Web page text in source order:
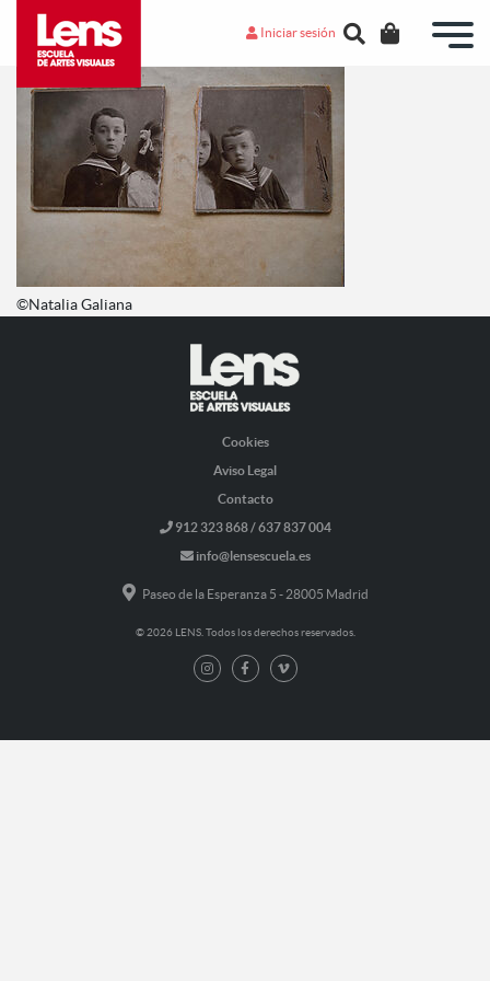
Iniciar sesión
©Natalia Galiana
Cookies
Aviso Legal
Contacto
912 323 868 / 637 837 004
info@lensescuela.es
Paseo de la Esperanza 5 - 28005 Madrid
© 2026 LENS. Todos los derechos reservados.